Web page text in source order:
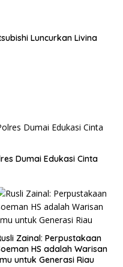
Luncurkan Livina
Dumai Edukasi Cinta
Zainal: Perpustakaan
HS adalah Warisan
untuk Generasi Riau